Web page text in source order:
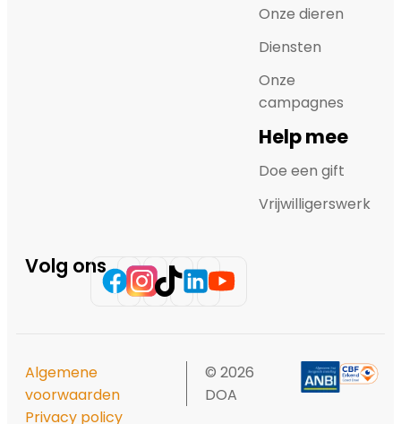
Onze dieren
Diensten
Onze
campagnes
Help mee
Doe een gift
Vrijwilligerswerk
Volg ons
© 2026
DOA
Algemene
voorwaarden
Privacy policy